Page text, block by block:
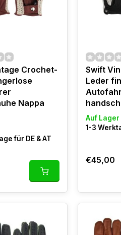
Crochet-
Nappa
für DE & AT
Swift
Leder
Auf Lager
1-3
€45,00